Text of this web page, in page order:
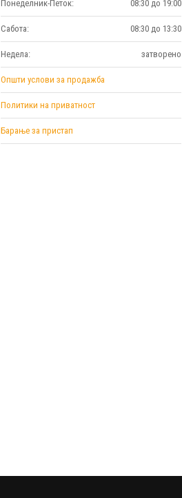
Понеделник-Петок: 08:30 до 19:00
Сабота: 08:30 до 13:30
Недела: затворено
Општи услови за продажба
Политики на приватност
Барање за пристап